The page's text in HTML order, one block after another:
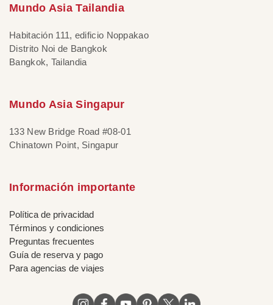
Mundo Asia Tailandia
Habitación 111, edificio Noppakao
Distrito Noi de Bangkok
Bangkok, Tailandia
Mundo Asia Singapur
133 New Bridge Road #08-01
Chinatown Point, Singapur
Información importante
Política de privacidad
Términos y condiciones
Preguntas frecuentes
Guía de reserva y pago
Para agencias de viajes